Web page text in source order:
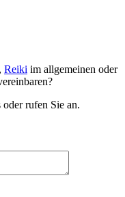
, Reiki im allgemeinen oder
rufen Sie an.